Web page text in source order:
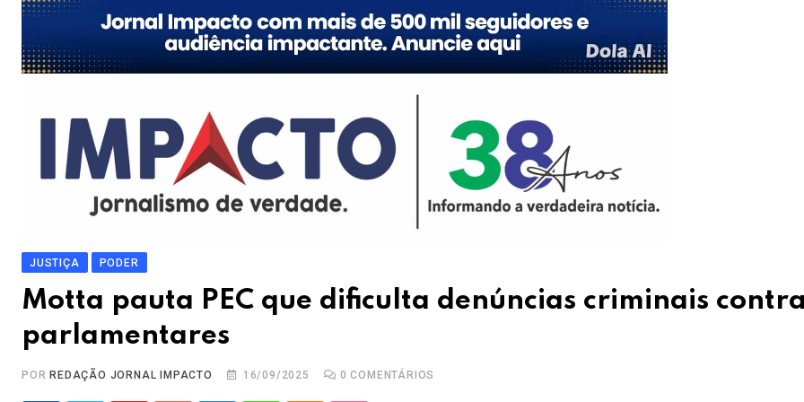
JUSTIÇA PODER
Motta pauta PEC que dificulta denúncias criminais
parlamentares
POR REDAÇÃO JORNAL IMPACTO 16/09/2025 0 COMENTÁRIOS